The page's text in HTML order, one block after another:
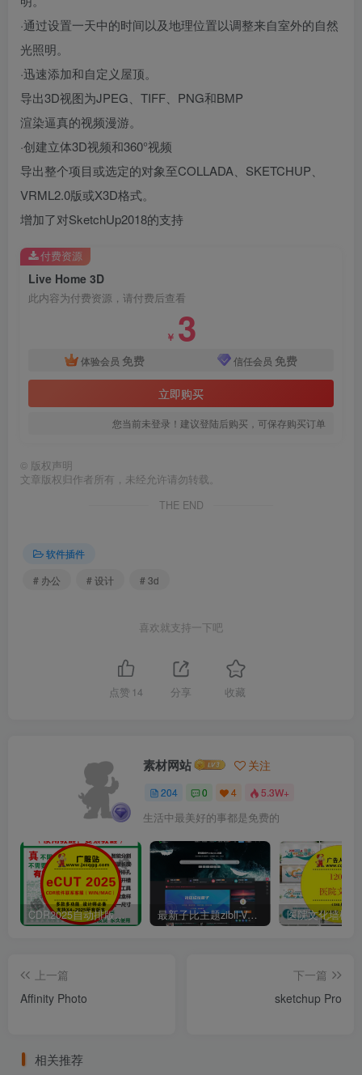
·通过设置一天中的时间以及地理位置以调整来自室外的自然
光照明。
·迅速添加和自定义屋顶。
导出3D视图为JPEG、TIFF、PNG和BMP
渲染逼真的视频漫游。
·创建立体3D视频和360°视频
导出整个项目或选定的对象至COLLADA、SKETCHUP、
VRML2.0版或X3D格式。
增加了对SketchUp2018的支持
Live Home 3D
此内容为付费资源，请付费后查看
￥ 3
体验会员 免费 信任会员 免费
立即购买
您当前未登录！建议登陆后购买，可保存购买订单
付费资源
© 版权声明
文章版权归作者所有，未经允许请勿转载。
THE END
软件插件
# 办公
# 设计 # 3d
喜欢就支持一下吧
点赞 14 分享 收藏
素材网站 关注
204 0 4 5.3W+
生活中最美好的事都是免费的
CDR2025自动排版软件排孔插件ecut省料LED冲孔字解决提示升级问题 最新子比主题zibll-V7.9.2 开心版源码 | WordPress主题源码
上一篇
Affinity Photo
下一篇
sketchup Pro
相关推荐